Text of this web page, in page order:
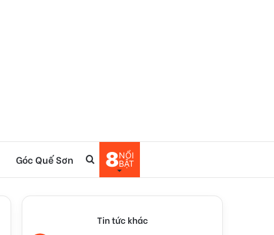
Góc Quế Sơn 8NỔI
BẬT
Tìm
kiếm
Tin tức khác